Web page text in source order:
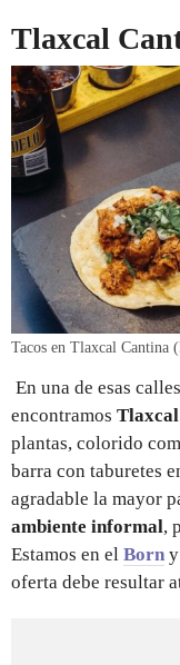
Tlaxcal
Tacos en Tlaxcal Cantina
En una de esas
encontramos Tlaxcal
plantas, colorido
barra con taburetes
agradable la mayor
ambiente informal,
Estamos en el Born
oferta debe resultar